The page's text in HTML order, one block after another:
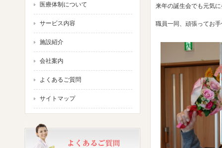
来年の誕生会でも元気
職員一同、頑張ってお
医療体制について
サービス内容
施設紹介
会社案内
よくあるご質問
サイトマップ